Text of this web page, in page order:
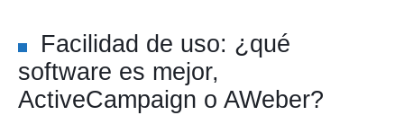
Facilidad de uso: ¿qué
software es mejor,
ActiveCampaign o AWeber?